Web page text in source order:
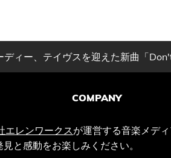
ディー、テイヴスを迎えた新曲「
COMPANY
エレンワークスが運営する音楽メデ
と感動をお楽しみください。